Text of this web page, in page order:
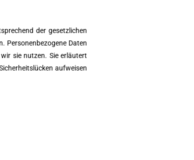
der gesetzlichen
Personenbezogene Daten
sie nutzen. Sie erläutert
aufweisen